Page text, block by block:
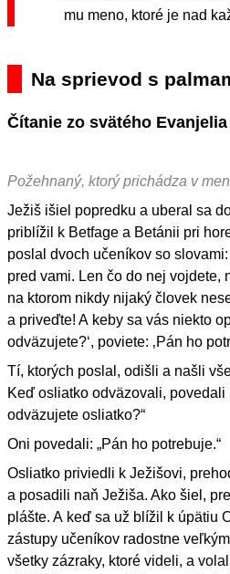
mu meno, ktoré je nad
Na sprievod s
Čítanie zo svätého
Požehnaný, ktorý prichádza v
Ježiš išiel popredku a uberal sa
priblížil k Betfage a Betánii pri
poslal dvoch učeníkov so
pred vami. Len čo do nej vojdete,
na ktorom nikdy nijaký človek
a priveďte! A keby sa vás niekto
odväzujete?‘, poviete: ‚Pán ho
Tí, ktorých poslal, odišli a našli
Keď osliatko odväzovali, povedali
odväzujete osliatko?“
Oni povedali: „Pán ho potrebuje.“
Osliatko priviedli k Ježišovi,
a posadili naň Ježiša. Ako šiel,
plášte. A keď sa už blížil k úpätiu
zástupy učeníkov radostne
všetky zázraky, ktoré videli, a